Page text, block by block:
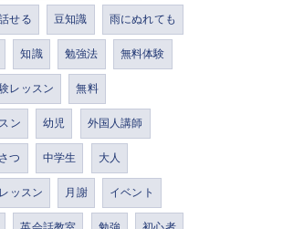
せる 豆知識
雨にぬれても
知識 勉強法
無料体験
レッスン
無料
ン
幼児
外国人講師
つ 中学生
大人
ッスン
月謝
イベント